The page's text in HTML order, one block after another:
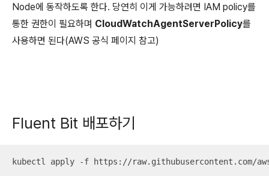
Node에 동작하도록 한다. 당연히 이게 가능하려면 IAM policy를
통한 권한이 필요하며 CloudWatchAgentServerPolicy를
사용하면 된다(AWS 공식 페이지 참고)
Fluent Bit 배포하기
kubectl apply -f https://raw.githubusercontent.com/